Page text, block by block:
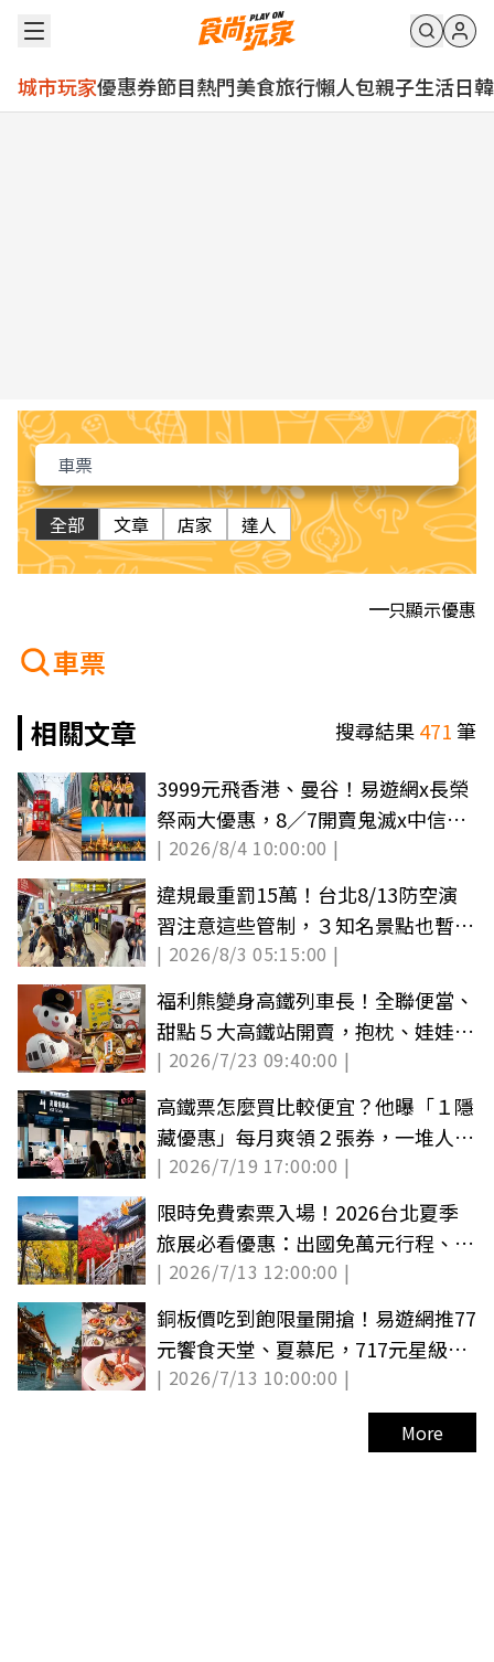
城市玩家優惠券節目熱門美食旅行懶人包親子生活日韓
全部 文章 店家 達人
只顯示優惠
車票
相關文章
搜尋結果471筆
3999元飛香港、曼谷！易遊網x長榮
祭兩大優惠，8／7開賣鬼滅x中信兄
弟VIP套票
| 2026/8/4 10:00:00 |
違規最重罰15萬！台北8/13防空演
習注意這些管制，３知名景點也暫停
營運
| 2026/8/3 05:15:00 |
福利熊變身高鐵列車長！全聯便當、
甜點５大高鐵站開賣，抱枕、娃娃必
收
| 2026/7/23 09:40:00 |
高鐵票怎麼買比較便宜？他曝「１隱
藏優惠」每月爽領２張券，一堆人不
知道
| 2026/7/19 17:00:00 |
限時免費索票入場！2026台北夏季
旅展必看優惠：出國免萬元行程、天
天抽機票
| 2026/7/13 12:00:00 |
銅板價吃到飽限量開搶！易遊網推77
元饗食天堂、夏慕尼，717元星級飯
店優惠
| 2026/7/13 10:00:00 |
More